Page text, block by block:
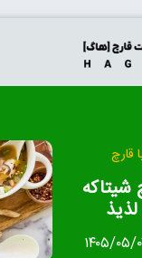
قارچ
۰۵/۰۷